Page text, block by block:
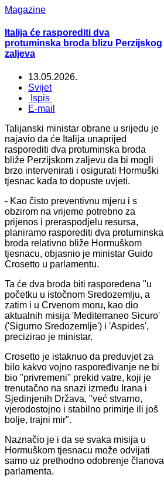
Magazine
Italija će rasporediti dva
protuminska broda blizu Perzijskog
zaljeva
13.05.2026.
Svijet
Ispis
E-mail
Talijanski ministar obrane u srijedu je
najavio da će Italija unaprijed
rasporediti dva protuminska broda
bliže Perzijskom zaljevu da bi mogli
brzo intervenirati i osigurati Hormuški
tjesnac kada to dopuste uvjeti.
- Kao čisto preventivnu mjeru i s
obzirom na vrijeme potrebno za
prijenos i preraspodjelu resursa,
planiramo rasporediti dva protuminska
broda relativno bliže Hormuškom
tjesnacu, objasnio je ministar Guido
Crosetto u parlamentu.
Ta će dva broda biti raspoređena "u
početku u istočnom Sredozemlju, a
zatim i u Crvenom moru, kao dio
aktualnih misija 'Mediterraneo Sicuro'
('Sigurno Sredozemlje') i 'Aspides',
precizirao je ministar.
Crosetto je istaknuo da preduvjet za
bilo kakvo vojno raspoređivanje ne bi
bio "privremeni" prekid vatre, koji je
trenutačno na snazi između Irana i
Sjedinjenih Država, "već stvarno,
vjerodostojno i stabilno primirje ili još
bolje, trajni mir".
Naznačio je i da se svaka misija u
Hormuškom tjesnacu može odvijati
samo uz prethodno odobrenje članova
parlamenta.